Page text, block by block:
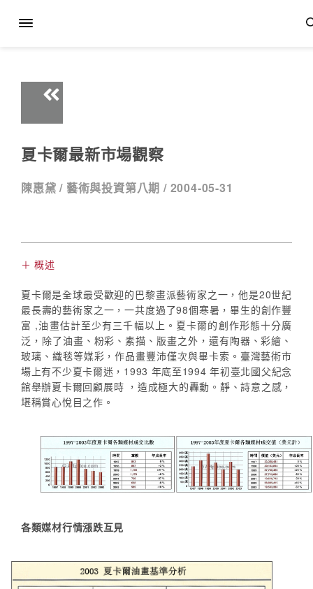
夏卡爾最新市場觀察
陳惠黛 / 藝術與投資第八期 / 2004-05-31
＋ 概述
夏卡爾是全球最受歡迎的巴黎畫派藝術家之一，他是20世紀
最長壽的藝術家之一，一共度過了98個寒暑，畢生的創作豐
富 ,油畫估計至少有三千幅以上。夏卡爾的創作形態十分廣
泛，除了油畫、粉彩、素描、版畫之外，還有陶器、彩繪、
玻璃、織毯等媒彩，作品畫豐沛僅次與畢卡索。臺灣藝術市
場上有不少夏卡爾迷，1993 年底至1994 年初臺北國父紀念
館舉辦夏卡爾回顧展時 ，造成極大的轟動。靜、詩意之感，
堪稱賞心悅目之作。
各類媒材行情漲跌互見